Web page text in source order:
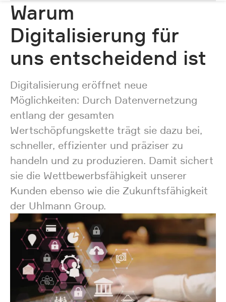
Warum
Digitalisierung für
uns entscheidend ist
Digitalisierung eröffnet neue
Möglichkeiten: Durch Datenvernetzung
entlang der gesamten
Wertschöpfungskette trägt sie dazu bei,
schneller, effizienter und präziser zu
handeln und zu produzieren. Damit sichert
sie die Wettbewerbsfähigkeit unserer
Kunden ebenso wie die Zukunftsfähigkeit
der Uhlmann Group.